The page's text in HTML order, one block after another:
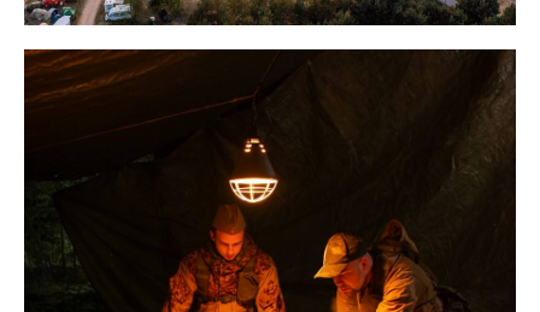
DARK
EMERGENCY
Ich habe eine Frage zur
Dark Emergency